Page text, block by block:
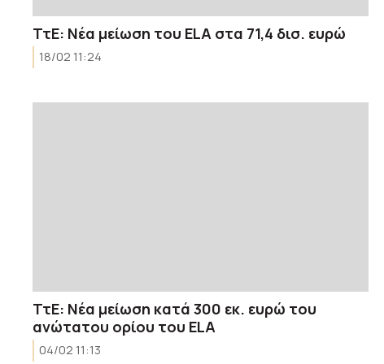
ΤτΕ: Νέα μείωση του ELA στα 71,4 δισ. ευρώ
18/02 11:24
ΤτΕ: Νέα μείωση κατά 300 εκ. ευρώ του
ανώτατου ορίου του ELA
04/02 11:13